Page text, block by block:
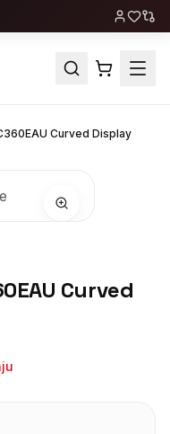
Curved Display
Curved